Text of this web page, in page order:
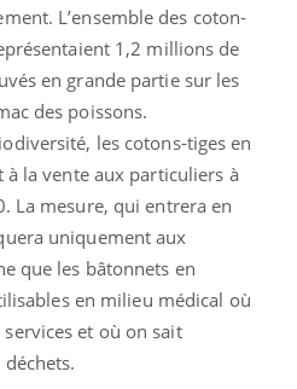
L’ensemble des coton-
1,2 millions de
en grande partie sur les
des poissons.
les cotons-tiges en
la vente aux particuliers à
La mesure, qui entrera en
uniquement aux
que les bâtonnets en
en milieu médical où
et où on sait